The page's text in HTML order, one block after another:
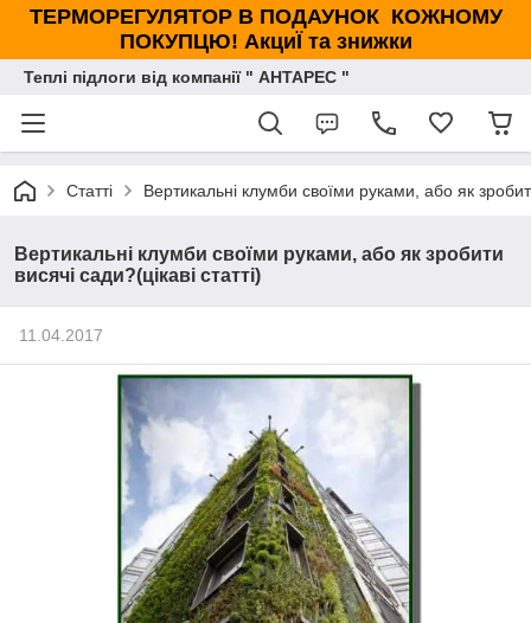
ТЕРМОРЕГУЛЯТОР В ПОДАУНОК КОЖНОМУ
ПОКУПЦЮ! АкциЇ та знижки
Теплі підлоги від компанії " АНТАРЕС "
Статті Вертикальні клумби своїми руками, або як
Вертикальні клумби своїми руками, або як зробити
висячі сади?(цікаві статті)
11.04.2017